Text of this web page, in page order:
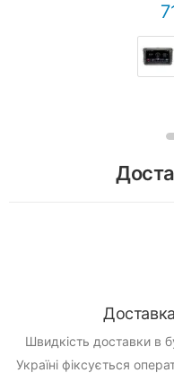
Швидкість доставки в
Україні фіксується